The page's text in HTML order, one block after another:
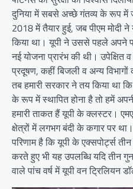
दुनिया में सबसे अच्छे गंतव्य के रूप में
2018 में तैयार हुई, जब पीएम
किया था। यूपी ने उससे पहले अपने
नई योजना प्रारंभ की थी।
प्रदूषण, कहीं बिजली व अन्य
तब हमारी सरकार ने तय किया था
के रूप में स्थापित होना है तो हमें
हमारी ताकत हैं यूपी के क्लस्टर।
क्षेत्रों में लगभग बंदी के कगार पर
परिणाम है कि यूपी के एक्सपोर्ट्स
करते हुए भी यह उपलब्धि यदि तीन
वाले पांच वर्ष में यूपी वन ट्रिलियन